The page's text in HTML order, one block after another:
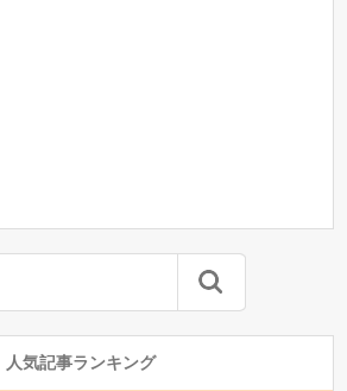
人気記事ランキング